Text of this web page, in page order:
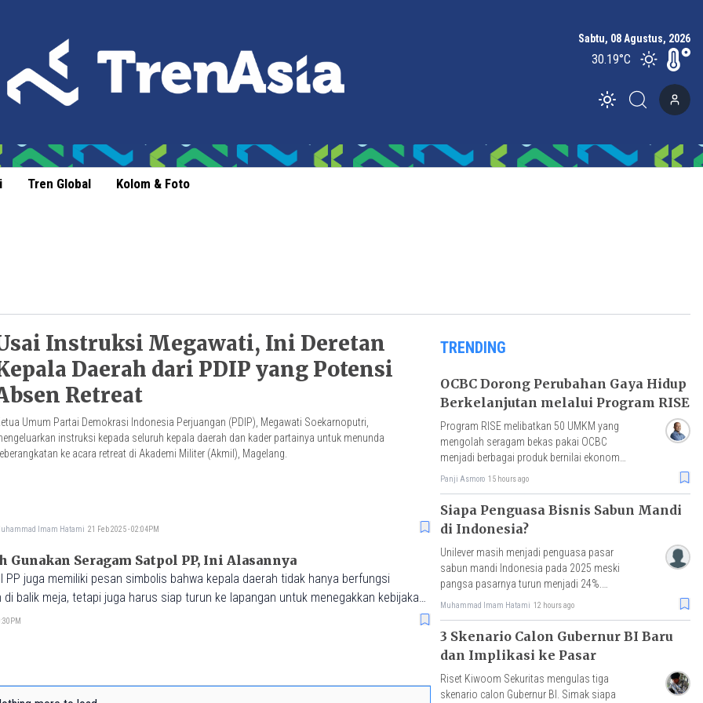
Sabtu, 08 Agustus, 2026
30.19°C
Toggle theme
Tren Global Kolom & Foto
Instruksi Megawati, Ini Deretan
Daerah dari PDIP yang Potensi
Retreat
Umum Partai Demokrasi Indonesia Perjuangan (PDIP), Megawati Soekarnoputri,
instruksi kepada seluruh kepala daerah dan kader partainya untuk menunda
ke acara retreat di Akademi Militer (Akmil), Magelang.
Imam Hatami 21 Feb 2025 - 02:04PM
Gunakan Seragam Satpol PP, Ini Alasannya
PP juga memiliki pesan simbolis bahwa kepala daerah tidak hanya berfungsi
di balik meja, tetapi juga harus siap turun ke lapangan untuk menegakkan kebijakan
TRENDING
OCBC Dorong Perubahan Gaya Hidup
Berkelanjutan melalui Program RISE
Program RISE melibatkan 50 UMKM yang
mengolah seragam bekas pakai OCBC
menjadi berbagai produk bernilai ekonomi,
dengan hasil penjualan akan disalurkan
Panji Asmoro 15 hours ago
Siapa Penguasa Bisnis Sabun Mandi
di Indonesia?
Unilever masih menjadi penguasa pasar
sabun mandi Indonesia pada 2025 meski
pangsa pasarnya turun menjadi 24%.
Simak peta persaingan, Top Brand, dan
Muhammad Imam Hatami 12 hours ago
3 Skenario Calon Gubernur BI Baru
dan Implikasi ke Pasar
Riset Kiwoom Sekuritas mengulas tiga
skenario calon Gubernur BI. Simak siapa